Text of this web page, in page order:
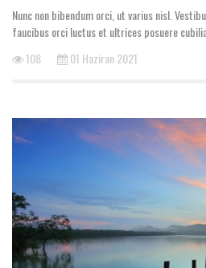
Nunc non bibendum orci, ut varius nisl.
faucibus orci luctus et ultrices posuere
108
01 Haziran 2021